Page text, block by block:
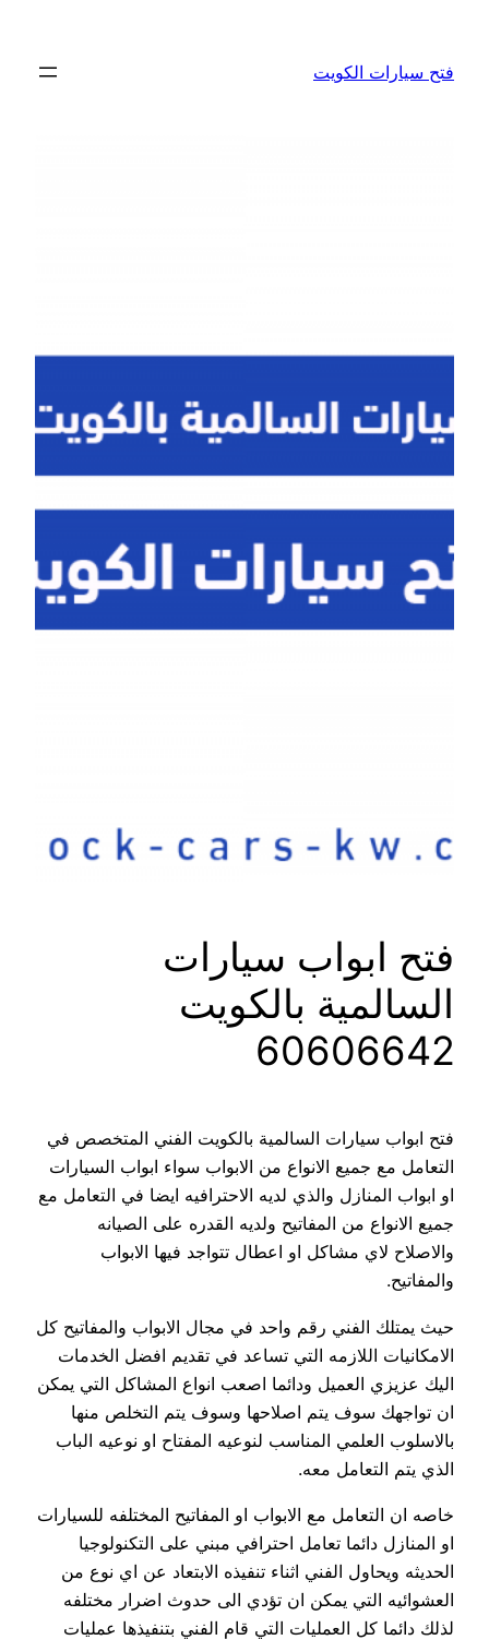
المحتوى
فتح سيارات الكويت
فتح ابواب سيارات
السالمية بالكويت
60606642
فتح ابواب سيارات السالمية بالكويت الفني المتخصص في
التعامل مع جميع الانواع من الابواب سواء ابواب السيارات
او ابواب المنازل والذي لديه الاحترافيه ايضا في التعامل مع
جميع الانواع من المفاتيح ولديه القدره على الصيانه
والاصلاح لاي مشاكل او اعطال تتواجد فيها الابواب
والمفاتيح.
حيث يمتلك الفني رقم واحد في مجال الابواب والمفاتيح كل
الامكانيات اللازمه التي تساعد في تقديم افضل الخدمات
اليك عزيزي العميل ودائما اصعب انواع المشاكل التي يمكن
ان تواجهك سوف يتم اصلاحها وسوف يتم التخلص منها
بالاسلوب العلمي المناسب لنوعيه المفتاح او نوعيه الباب
الذي يتم التعامل معه.
خاصه ان التعامل مع الابواب او المفاتيح المختلفه للسيارات
او المنازل دائما تعامل احترافي مبني على التكنولوجيا
الحديثه ويحاول الفني اثناء تنفيذه الابتعاد عن اي نوع من
العشوائيه التي يمكن ان تؤدي الى حدوث اضرار مختلفه
لذلك دائما كل العمليات التي قام الفني بتنفيذها عمليات